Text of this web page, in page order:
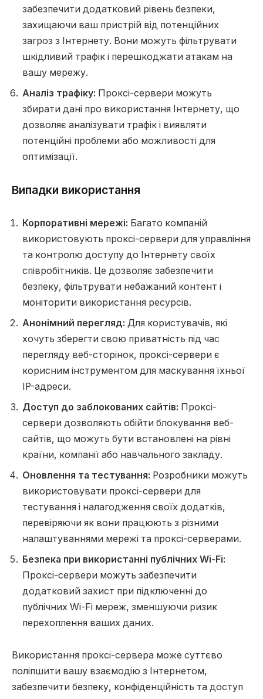
забезпечити додатковий рівень безпеки,
захищаючи ваш пристрій від потенційних
загроз з Інтернету. Вони можуть фільтрувати
шкідливий трафік і перешкоджати атакам на
вашу мережу.
Аналіз трафіку: Проксі-сервери можуть
збирати дані про використання Інтернету, що
дозволяє аналізувати трафік і виявляти
потенційні проблеми або можливості для
оптимізації.
Випадки використання
Корпоративні мережі: Багато компаній
використовують проксі-сервери для управління
та контролю доступу до Інтернету своїх
співробітників. Це дозволяє забезпечити
безпеку, фільтрувати небажаний контент і
моніторити використання ресурсів.
Анонімний перегляд: Для користувачів, які
хочуть зберегти свою приватність під час
перегляду веб-сторінок, проксі-сервери є
корисним інструментом для маскування їхньої
IP-адреси.
Доступ до заблокованих сайтів: Проксі-
сервери дозволяють обійти блокування веб-
сайтів, що можуть бути встановлені на рівні
країни, компанії або навчального закладу.
Оновлення та тестування: Розробники можуть
використовувати проксі-сервери для
тестування і налагодження своїх додатків,
перевіряючи як вони працюють з різними
налаштуваннями мережі та проксі-серверами.
Безпека при використанні публічних Wi-Fi:
Проксі-сервери можуть забезпечити
додатковий захист при підключенні до
публічних Wi-Fi мереж, зменшуючи ризик
перехоплення ваших даних.
Використання проксі-сервера може суттєво
поліпшити вашу взаємодію з Інтернетом,
забезпечити безпеку, конфіденційність та доступ